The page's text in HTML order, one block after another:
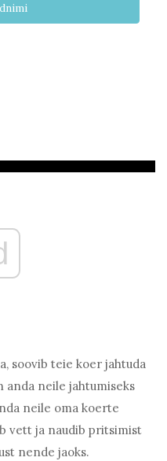
soovib teie koer jahtuda
anda neile jahtumiseks
neile oma koerte
vett ja naudib pritsimist
nende jaoks.